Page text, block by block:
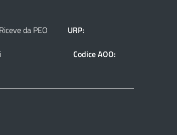
da PEO URP:
Codice AOO: